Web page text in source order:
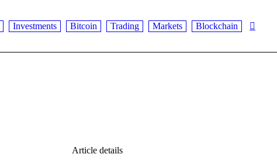
Investments Bitcoin Trading Markets Blockchain
Article details